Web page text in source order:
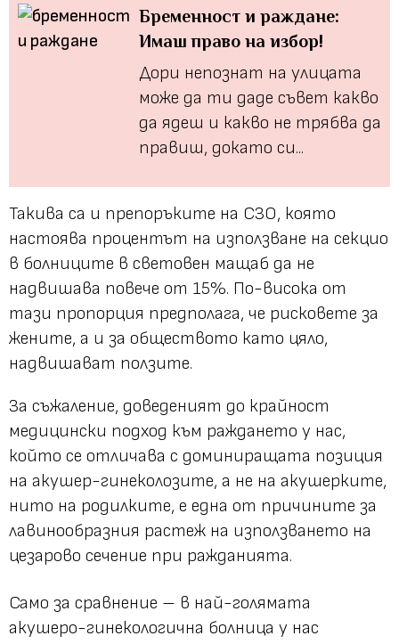
Бременност и раждане:
Имаш право на избор!
Дори непознат на улицата
може да ти даде съвет какво
да ядеш и какво не трябва да
правиш, докато си...
Такива са и препоръките на СЗО, която
настоява процентът на използване на секцио
в болниците в световен мащаб да не
надвишава повече от 15%. По-висока от
тази пропорция предполага, че рисковете за
жените, а и за обществото като цяло,
надвишават ползите.
За съжаление, доведеният до крайност
медицински подход към раждането у нас,
който се отличава с доминиращата позиция
на акушер-гинеколозите, а не на акушерките,
нито на родилките, е една от причините за
лавинообразния растеж на използването на
цезарово сечение при ражданията.
Само за сравнение – в най-голямата
акушеро-гинекологична болница у нас